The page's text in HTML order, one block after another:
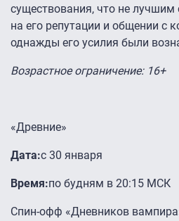
существования, что не
на его репутации и общении с
однажды его усилия были
Возрастное ограничение: 16+
«Древние»
Дата:с 30 января
Время:по будням в 20:15 МСК
Спин-офф «Дневников